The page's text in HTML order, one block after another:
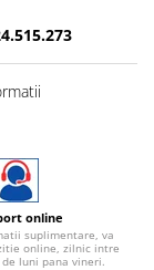
online
suplimentare, va
online, zilnic intre
luni pana vineri.